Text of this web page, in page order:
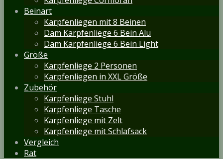
Beinart
Karpfenliegen mit 8 Beinen
Dam Karpfenliege 6 Bein Alu
Dam Karpfenliege 6 Bein Light
Größe
Karpfenliege 2 Personen
Karpfenliegen in XXL Größe
Zubehör
Karpfenliege Stuhl
Karpfenliege Tasche
Karpfenliege mit Zelt
Karpfenliege mit Schlafsack
Vergleich
Rat